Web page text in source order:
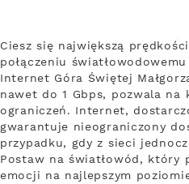
Ciesz się największą
połączeniu
Internet Góra Świętej
nawet do 1 Gbps, pozwala na
ograniczeń. Internet,
gwarantuje nieograniczony
przypadku, gdy z sieci
Postaw na światłowód, który
emocji na najlepszym